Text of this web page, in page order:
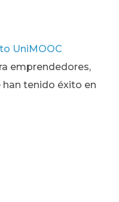
UniMOOC
emprendedores,
tenido éxito en